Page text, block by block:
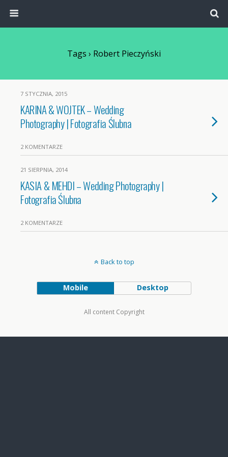
Tags › Robert Pieczyński
7 STYCZNIA, 2015
KARINA & WOJTEK – Wedding
Photography | Fotografia Ślubna
2 KOMENTARZE
21 SIERPNIA, 2014
KASIA & MEHDI – Wedding Photography |
Fotografia Ślubna
2 KOMENTARZE
Back to top
Mobile Desktop
All content Copyright